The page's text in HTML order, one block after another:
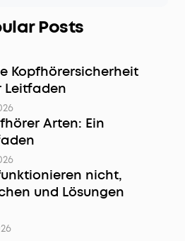
Posts
Kopfhörersicherheit
Leitfaden
Arten: Ein
nicht,
und Lösungen